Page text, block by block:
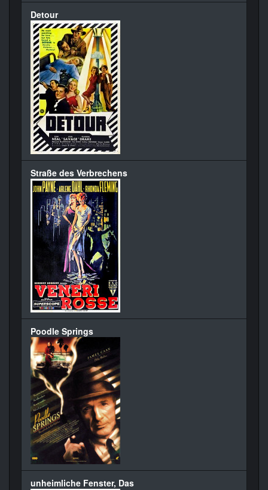
Detour
Straße des Verbrechens
Poodle Springs
unheimliche Fenster, Das